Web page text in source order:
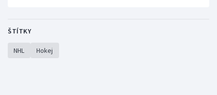
ŠTÍTKY
NHL Hokej